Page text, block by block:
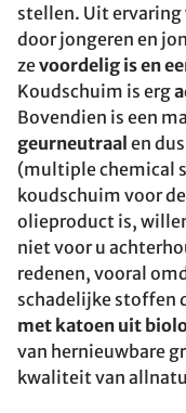
stellen. Uit
door jongeren en
zevoordelig is en
Koudschuim is erg
Bovendien is een
geurneutraal en
(multiple chemical
koudschuim voor
olieproduct is,
niet voor u
redenen, vooral
schadelijke stoffen
met katoen uit
van hernieuwbare
kwaliteit van